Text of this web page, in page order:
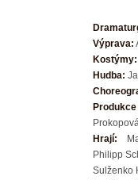
Výprava:
Kostýmy:
Hudba:
Hrají:
Philipp
Sulženko